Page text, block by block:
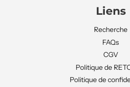
Liens
Recherche
FAQs
CGV
Politique de
Politique de